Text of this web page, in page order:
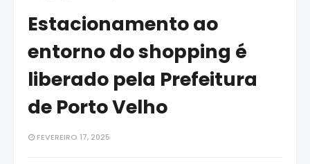
Estacionamento ao
entorno do shopping é
liberado pela Prefeitura
de Porto Velho
FEVEREIRO 17, 2025